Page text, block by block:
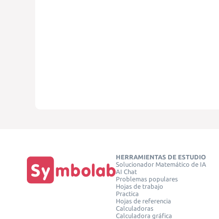
HERRAMIENTAS DE ESTUDIO
Solucionador Matemático de IA
AI Chat
Problemas populares
Hojas de trabajo
Practica
Hojas de referencia
Calculadoras
Calculadora gráfica